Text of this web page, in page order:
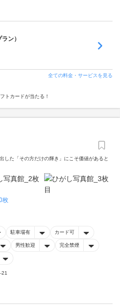
ン）
全ての料金・サービスを見る
トカードが当たる！
した「その方だけの輝き」にこそ価値があると
枚
駐車場有 カード可
男性歓迎 完全禁煙
21